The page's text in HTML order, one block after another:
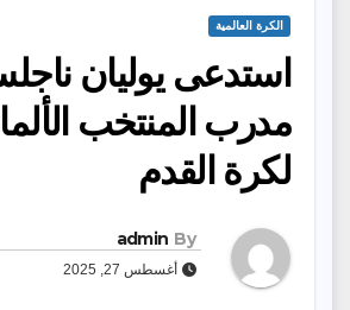
الكرة العالمية
استدعى يوليان
مدرب المنتخب
لكرة القدم
By
admin
أغسطس 27, 2025